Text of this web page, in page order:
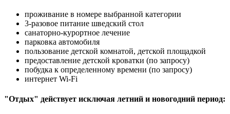
проживание в номере выбранной категории
3-разовое питание шведский стол
санаторно-курортное лечение
парковка автомобиля
пользование детской комнатой, детской площадкой
предоставление детской кроватки (по запросу)
побудка к определенному времени (по запросу)
интернет Wi-Fi
"Отдых" действует исключая летний и новогодний период: